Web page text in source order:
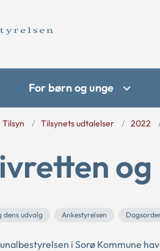
For børn og unge
Tilsyn Tilsynets udtalelser 2022
dens udvalg Ankestyrelsen
i Sorø Kommune